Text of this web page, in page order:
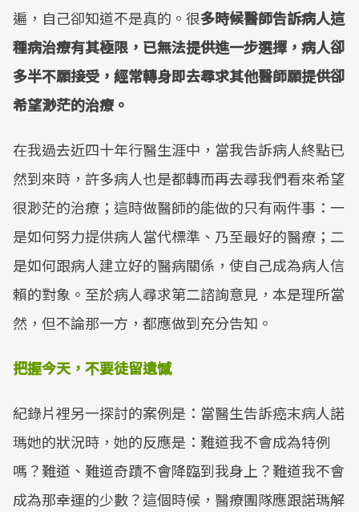
遍，自己卻知道不是真的。很多時候醫師告訴病人這
種病治療有其極限，已無法提供進一步選擇，病人卻
多半不願接受，經常轉身即去尋求其他醫師願提供卻
希望渺茫的治療。
在我過去近四十年行醫生涯中，當我告訴病人終點已
然到來時，許多病人也是都轉而再去尋我們看來希望
很渺茫的治療；這時做醫師的能做的只有兩件事：一
是如何努力提供病人當代標準、乃至最好的醫療；二
是如何跟病人建立好的醫病關係，使自己成為病人信
賴的對象。至於病人尋求第二諮詢意見，本是理所當
然，但不論那一方，都應做到充分告知。
把握今天，不要徒留遺憾
紀錄片裡另一探討的案例是：當醫生告訴癌末病人諾
瑪她的狀況時，她的反應是：難道我不會成為特例
嗎？難道、難道奇蹟不會降臨到我身上？難道我不會
成為那幸運的少數？這個時候，醫療團隊應跟諾瑪解